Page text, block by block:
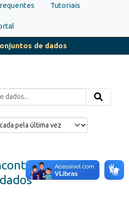
Tutoriais
de dados